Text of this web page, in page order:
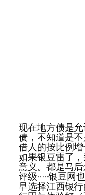
现在地方债是
债，不知道是
借人的按比例增
如果银豆雷了
意义。都是马
评级······银豆
早选择江西银